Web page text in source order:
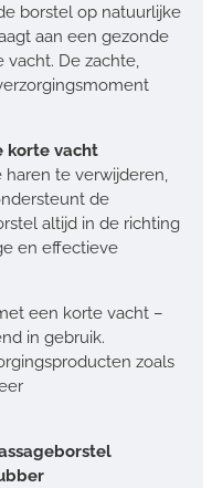
borstel op natuurlijke
aan een gezonde
vacht. De zachte,
korte vacht
te verwijderen,
de
altijd in de richting
en effectieve
een korte vacht –
in gebruik.
zoals